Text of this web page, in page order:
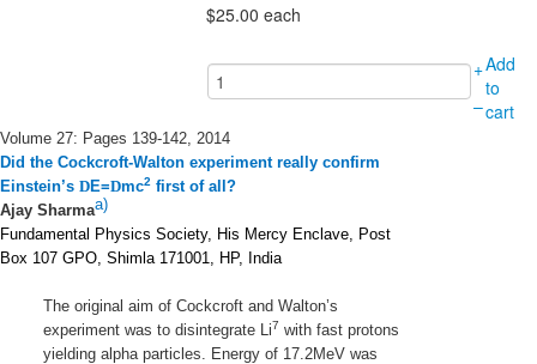
$25.00 each
+Add
to
cart
–
Volume 27: Pages 139-142, 2014
Did the Cockcroft-Walton experiment really confirm
Einstein’s DE=Dmc2 first of all?
Ajay Sharmaa)
Fundamental Physics Society, His Mercy Enclave, Post
Box 107 GPO, Shimla 171001, HP, India
The original aim of Cockcroft and Walton’s
experiment was to disintegrate Li7 with fast protons
yielding alpha particles. Energy of 17.2MeV was